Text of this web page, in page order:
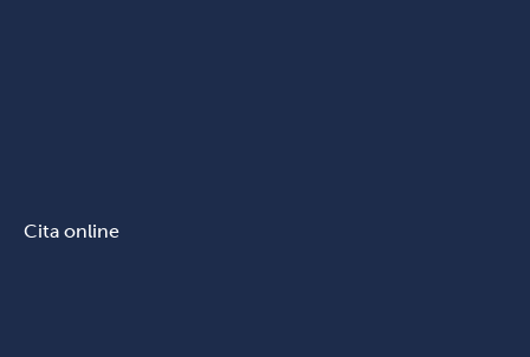
Cita online